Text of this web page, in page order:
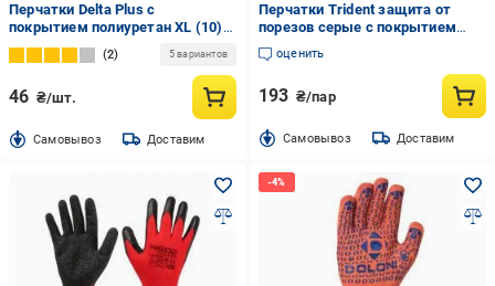
Перчатки Delta Plus с
покрытием полиуретан XL (10)
WUAVE702P10
2 5 вариантов
46 ₴/шт.
Cамовывоз Доставим
Перчатки Trident защита от
порезов серые с покрытием
нитрил XL (10) GS8112
оценить
193 ₴/пар
Cамовывоз Доставим